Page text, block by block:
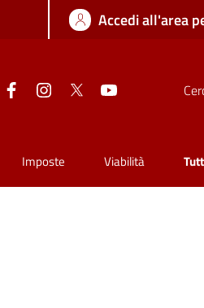
Accedi all'area
Facebook InstagramTwitter
Imposte Viabilità